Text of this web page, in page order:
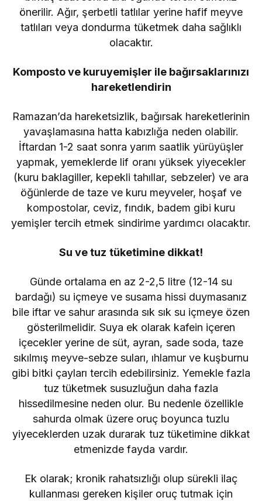
önerilir. Ağır, şerbetli tatlılar yerine hafif meyve
tatlıları veya dondurma tüketmek daha sağlıklı
olacaktır.
Komposto ve kuruyemişler ile bağırsaklarınızı
hareketlendirin
Ramazan’da hareketsizlik, bağırsak hareketlerinin
yavaşlamasına hatta kabızlığa neden olabilir.
İftardan 1-2 saat sonra yarım saatlik yürüyüşler
yapmak, yemeklerde lif oranı yüksek yiyecekler
(kuru baklagiller, kepekli tahıllar, sebzeler) ve ara
öğünlerde de taze ve kuru meyveler, hoşaf ve
kompostolar, ceviz, fındık, badem gibi kuru
yemişler tercih etmek sindirime yardımcı olacaktır.
Su ve tuz tüketimine dikkat!
Günde ortalama en az 2-2,5 litre (12-14 su
bardağı) su içmeye ve susama hissi duymasanız
bile iftar ve sahur arasında sık sık su içmeye özen
gösterilmelidir. Suya ek olarak kafein içeren
içecekler yerine de süt, ayran, sade soda, taze
sıkılmış meyve-sebze suları, ıhlamur ve kuşburnu
gibi bitki çayları tercih edebilirsiniz. Yemekle fazla
tuz tüketmek susuzluğun daha fazla
hissedilmesine neden olur. Bu nedenle özellikle
sahurda olmak üzere oruç boyunca tuzlu
yiyeceklerden uzak durarak tuz tüketimine dikkat
etmenizde fayda vardır.
Ek olarak; kronik rahatsızlığı olup sürekli ilaç
kullanması gereken kişiler oruç tutmak için